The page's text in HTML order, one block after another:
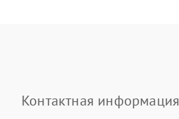
Контактная информация